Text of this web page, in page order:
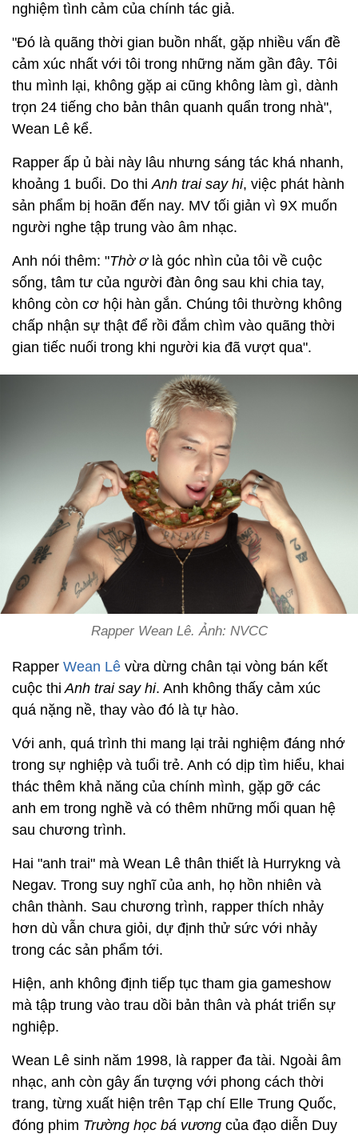
nghiệm tình cảm của chính tác giả.
"Đó là quãng thời gian buồn nhất, gặp nhiều vấn đề
cảm xúc nhất với tôi trong những năm gần đây. Tôi
thu mình lại, không gặp ai cũng không làm gì, dành
trọn 24 tiếng cho bản thân quanh quẩn trong nhà",
Wean Lê kể.
Rapper ấp ủ bài này lâu nhưng sáng tác khá nhanh,
khoảng 1 buổi. Do thiAnh trai say hi, việc phát hành
sản phẩm bị hoãn đến nay. MV tối giản vì 9X muốn
người nghe tập trung vào âm nhạc.
Anh nói thêm: "Thờ ơlà góc nhìn của tôi về cuộc
sống, tâm tư của người đàn ông sau khi chia tay,
không còn cơ hội hàn gắn. Chúng tôi thường không
chấp nhận sự thật để rồi đắm chìm vào quãng thời
gian tiếc nuối trong khi người kia đã vượt qua".
Rapper Wean Lê. Ảnh: NVCC
Rapper Wean Lê vừa dừng chân tại vòng bán kết
cuộc thi Anh trai say hi. Anh không thấy cảm xúc
quá nặng nề, thay vào đó là tự hào.
Với anh, quá trình thi mang lại trải nghiệm đáng nhớ
trong sự nghiệp và tuổi trẻ. Anh có dịp tìm hiểu, khai
thác thêm khả năng của chính mình, gặp gỡ các
anh em trong nghề và có thêm những mối quan hệ
sau chương trình.
Hai "anh trai" mà Wean Lê thân thiết là Hurrykng và
Negav. Trong suy nghĩ của anh, họ hồn nhiên và
chân thành. Sau chương trình, rapper thích nhảy
hơn dù vẫn chưa giỏi, dự định thử sức với nhảy
trong các sản phẩm tới.
Hiện, anh không định tiếp tục tham gia gameshow
mà tập trung vào trau dồi bản thân và phát triển sự
nghiệp.
Wean Lê sinh năm 1998, là rapper đa tài. Ngoài âm
nhạc, anh còn gây ấn tượng với phong cách thời
trang, từng xuất hiện trên Tạp chí Elle Trung Quốc,
đóng phim Trường học bá vương của đạo diễn Duy